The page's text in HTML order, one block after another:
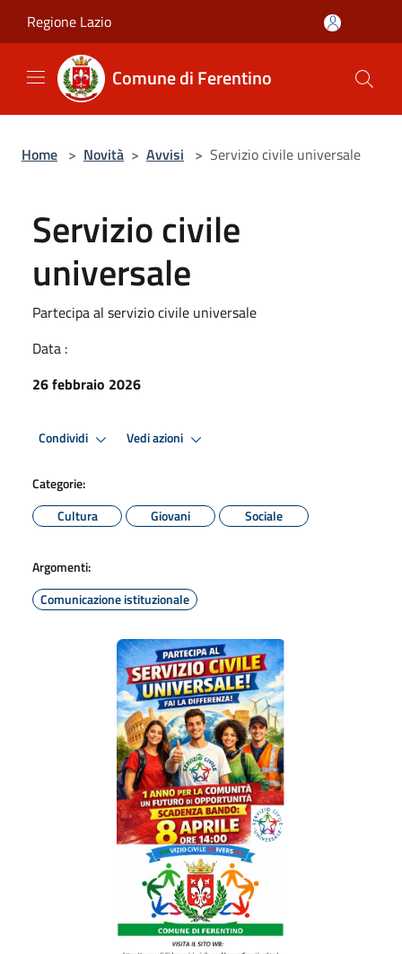
Regione Lazio
Comune di Ferentino
Home > Novità > Avvisi > Servizio civile universale
Servizio civile
universale
Partecipa al servizio civile universale
Data :
26 febbraio 2026
Condividi Vedi azioni
Categorie:
Cultura
Giovani Sociale
Argomenti:
Comunicazione istituzionale